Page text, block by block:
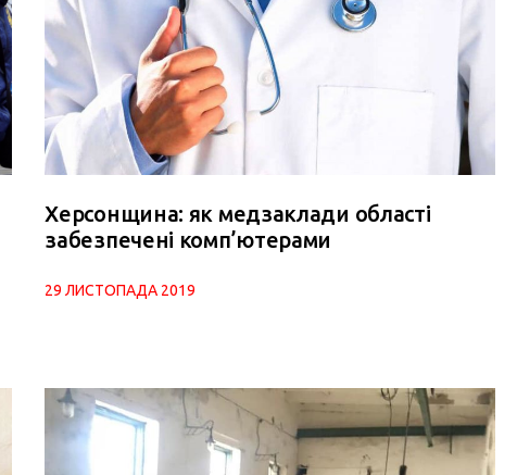
Херсонщина: як медзаклади області
забезпечені комп’ютерами
29 ЛИСТОПАДА 2019